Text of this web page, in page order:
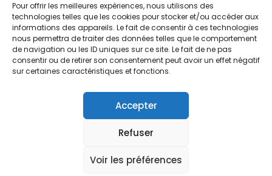
Pour offrir les meilleures expériences, nous utilisons des
technologies telles que les cookies pour stocker et/ou accéder aux
informations des appareils. Le fait de consentir à ces technologies
nous permettra de traiter des données telles que le comportement
de navigation ou les ID uniques sur ce site. Le fait de ne pas
consentir ou de retirer son consentement peut avoir un effet négatif
sur certaines caractéristiques et fonctions.
Accepter
Refuser
Voir les préférences
Contactez-nous
Association du droit a l’oubli numérique
13 rue trigance
13002 – Marseille
Mentions légales